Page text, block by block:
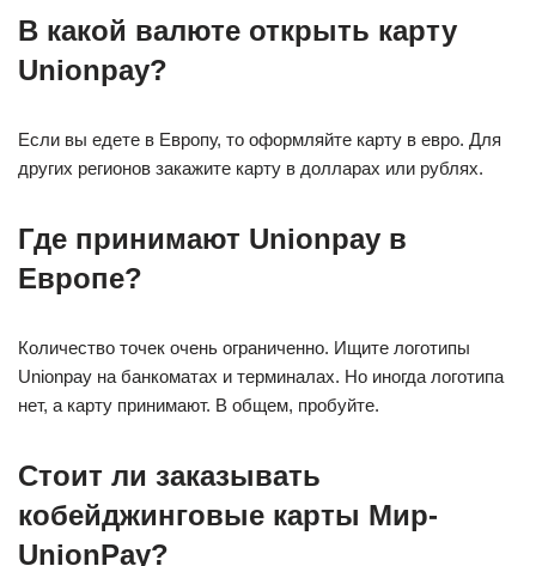
В какой валюте открыть карту
Unionpay?
Если вы едете в Европу, то оформляйте карту в евро. Для
других регионов закажите карту в долларах или рублях.
Где принимают Unionpay в
Европе?
Количество точек очень ограниченно. Ищите логотипы
Unionpay на банкоматах и терминалах. Но иногда логотипа
нет, а карту принимают. В общем, пробуйте.
Стоит ли заказывать
кобейджинговые карты Мир-
UnionPay?